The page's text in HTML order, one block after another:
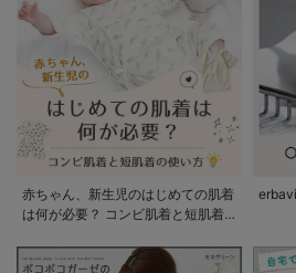
赤ちゃん、新生児のはじめての肌着
は何が必要？ コンビ肌着と短肌着